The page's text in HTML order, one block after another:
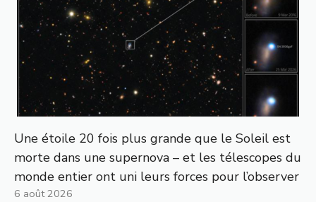
Une étoile 20 fois plus grande que le Soleil est
morte dans une supernova – et les télescopes du
monde entier ont uni leurs forces pour l’observer
6 août 2026